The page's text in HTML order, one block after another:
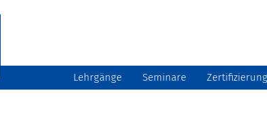
Lehrgänge Seminare Zertifizierung